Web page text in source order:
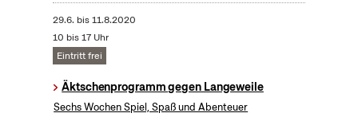
29.6. bis11.8.2020
10 bis 17 Uhr
Eintritt frei
Äktschenprogramm gegen Langeweile
Sechs Wochen Spiel, Spaß und Abenteuer